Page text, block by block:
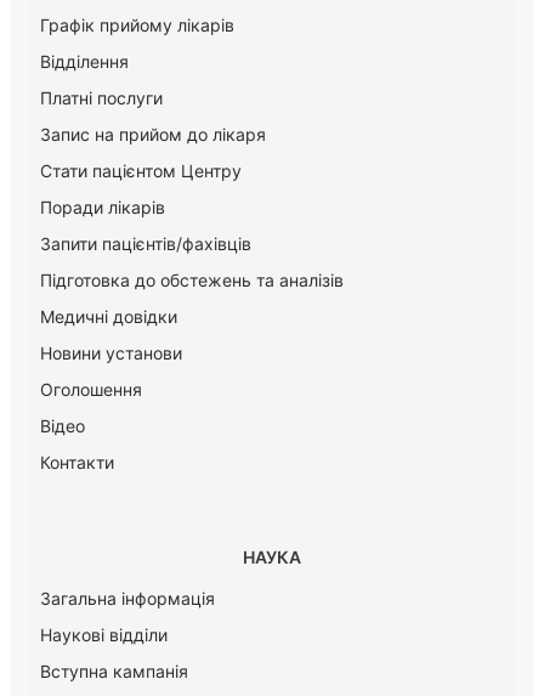
Графік прийому лікарів
Відділення
Платні послуги
Запис на прийом до лікаря
Стати пацієнтом Центру
Поради лікарів
Запити пацієнтів/фахівців
Підготовка до обстежень та аналізів
Медичні довідки
Новини установи
Оголошення
Відео
Контакти
НАУКА
Загальна інформація
Наукові відділи
Вступна кампанія